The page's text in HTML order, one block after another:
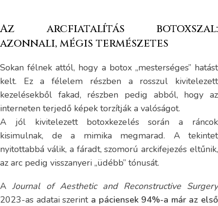
Az arcfiatalítás botoxszal:
azonnali, mégis természetes
Sokan félnek attól, hogy a botox „mesterséges” hatást
kelt. Ez a félelem részben a rosszul kivitelezett
kezelésekből fakad, részben pedig abból, hogy az
interneten terjedő képek torzítják a valóságot.
A jól kivitelezett botoxkezelés során a ráncok
kisimulnak, de a mimika megmarad. A tekintet
nyitottabbá válik, a fáradt, szomorú arckifejezés eltűnik,
az arc pedig visszanyeri „üdébb” tónusát.
AJournal of Aesthetic and Reconstructive Surgery
2023-as adatai szerint a páciensek 94%-a már az első